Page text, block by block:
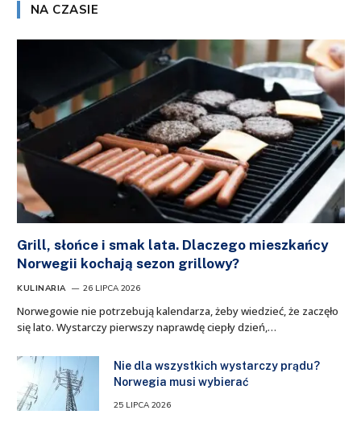
NA CZASIE
Grill, słońce i smak lata. Dlaczego mieszkańcy
Norwegii kochają sezon grillowy?
KULINARIA 26 LIPCA 2026
Norwegowie nie potrzebują kalendarza, żeby wiedzieć, że zaczęło
się lato. Wystarczy pierwszy naprawdę ciepły dzień,…
Nie dla wszystkich wystarczy prądu?
Norwegia musi wybierać
25 LIPCA 2026